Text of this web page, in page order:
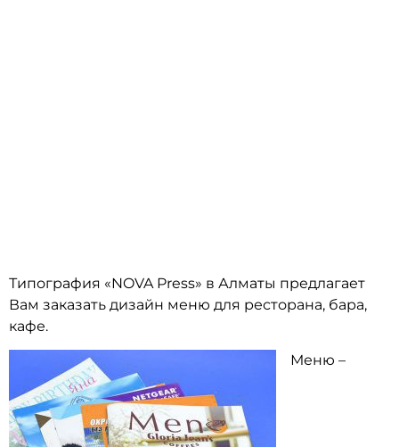
Типография «NOVA Press» в Алматы предлагает
Вам заказать дизайн меню для ресторана, бара,
кафе.
Меню –